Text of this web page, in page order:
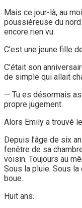
Mais ce jour-là, au
poussiéreuse du nord
encore rien vu.
C’est une jeune fille
C’était son
de simple qui allait
— Tu es désormais
propre jugement.
Alors Emily a trouvé
Depuis l’âge de six
fenêtre de sa
voisin. Toujours au
Sous la pluie. Sous
boue.
Huit ans.